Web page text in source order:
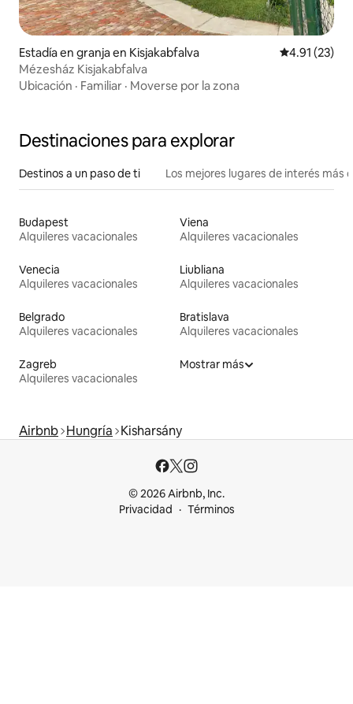
Estadía en granja en Kisjakabfalva Calificación
4.91 (23)
Mézesház Kisjakabfalva
Ubicación · Familiar · Moverse por la zona
Destinaciones para explorar
Destinos a un paso de ti Los mejores lugares de interés más
Budapest
Alquileres vacacionales
Viena
Alquileres vacacionales
Venecia
Alquileres vacacionales
Liubliana
Alquileres vacacionales
Belgrado
Alquileres vacacionales
Bratislava
Alquileres vacacionales
Zagreb
Alquileres vacacionales
Mostrar más
Airbnb Hungría Kisharsány
© 2026 Airbnb, Inc.
Privacidad
Términos